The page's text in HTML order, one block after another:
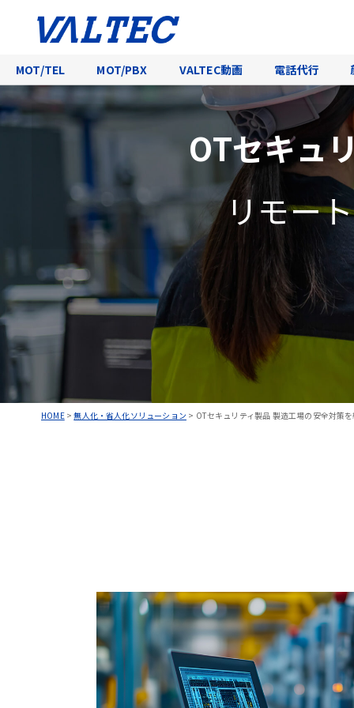
MOT/TEL MOT/PBX VALTEC動画 電話代行
HOME>無人化・省人化ソリューション > OTセキュリティ製品 製造工場の安全対策
OTセキュ
リモー